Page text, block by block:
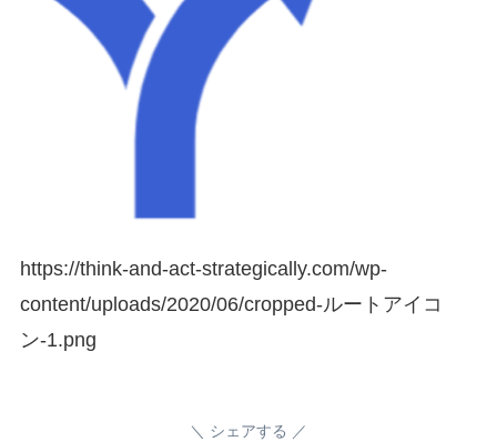
https://think-and-act-strategically.com/wp-
content/uploads/2020/06/cropped-ルートアイコ
ン-1.png
シェアする